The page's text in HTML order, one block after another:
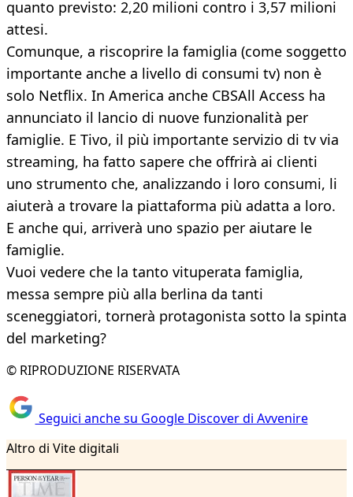
quanto previsto: 2,20 milioni contro i 3,57 milioni
attesi.
Comunque, a riscoprire la famiglia (come soggetto
importante anche a livello di consumi tv) non è
solo Netflix. In America anche CBSAll Access ha
annunciato il lancio di nuove funzionalità per
famiglie. E Tivo, il più importante servizio di tv via
streaming, ha fatto sapere che offrirà ai clienti
uno strumento che, analizzando i loro consumi, li
aiuterà a trovare la piattaforma più adatta a loro.
E anche qui, arriverà uno spazio per aiutare le
famiglie.
Vuoi vedere che la tanto vituperata famiglia,
messa sempre più alla berlina da tanti
sceneggiatori, tornerà protagonista sotto la spinta
del marketing?
© RIPRODUZIONE RISERVATA
Seguici anche su Google Discover di Avvenire
Altro di Vite digitali